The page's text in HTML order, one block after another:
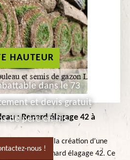
HAUTEUR
dans le 73
et devis gratuit
de père en fils
nous !
: Renard élagage 42 à
domaine par la création d’une
adresser à Renard élagage 42. Ce